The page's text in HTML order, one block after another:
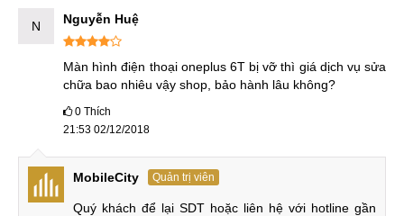
N Nguyễn Huệ
Màn hình điện thoại oneplus 6T bị vỡ thì giá dịch vụ sửa
chữa bao nhiêu vậy shop, bảo hành lâu không?
0 Thích
21:53 02/12/2018
MobileCity Quản trị viên
Quý khách để lại SDT hoặc liên hệ với hotline gần